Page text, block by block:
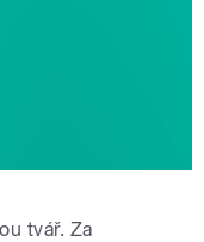
tvář. Za